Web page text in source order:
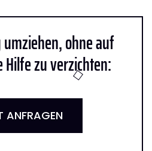
ohne auf
zu verzichten:
ANFRAGEN